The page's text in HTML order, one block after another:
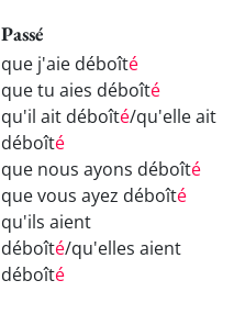
Passé
que j'aie déboîté
que tu aies déboîté
qu'il ait déboîté/qu'elle ait
déboîté
que nous ayons déboîté
que vous ayez déboîté
qu'ils aient
déboîté/qu'elles aient
déboîté